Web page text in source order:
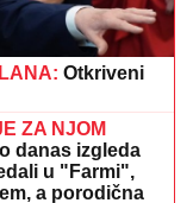
Otkriveni
ZA NJOM
danas izgleda
u "Farmi",
a porodična